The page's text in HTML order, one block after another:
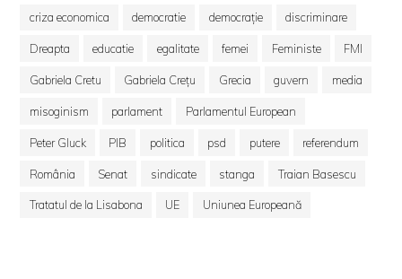
criza economica democratie democrație discriminare
Dreapta educatie egalitate femei Feministe FMI
Gabriela Cretu Gabriela Crețu Grecia guvern media
misoginism parlament Parlamentul European
Peter Gluck PIB politica psd putere referendum
România Senat sindicate stanga Traian Basescu
Tratatul de la Lisabona UE Uniunea Europeană